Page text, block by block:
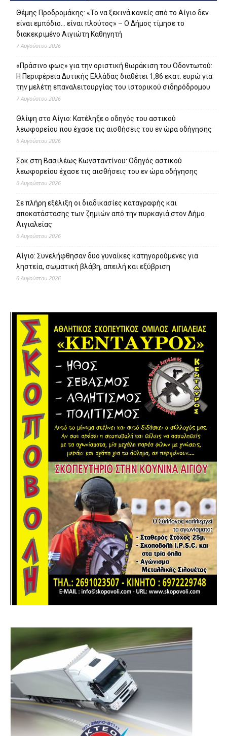
Θέμης Προδρομάκης: «Το να ξεκινά κανείς από το Αίγιο δεν
είναι εμπόδιο… είναι πλούτος» – O Δήμος τίμησε το
διακεκριμένο Αιγιώτη Καθηγητή
7 Αυγούστου 2026
«Πράσινο φως» για την οριστική θωράκιση του Οδοντωτού:
Η Περιφέρεια Δυτικής Ελλάδας διαθέτει 1,86 εκατ. ευρώ για
την μελέτη επαναλειτουργίας του ιστορικού σιδηρόδρομου
7 Αυγούστου 2026
Θλίψη στο Αίγιο: Κατέληξε ο οδηγός του αστικού
λεωφορείου που έχασε τις αισθήσεις του εν ώρα οδήγησης
6 Αυγούστου 2026
Σοκ στη Βασιλέως Κωνσταντίνου: Οδηγός αστικού
λεωφορείου έχασε τις αισθήσεις του εν ώρα οδήγησης
6 Αυγούστου 2026
Σε πλήρη εξέλιξη οι διαδικασίες καταγραφής και
αποκατάστασης των ζημιών από την πυρκαγιά στον Δήμο
Αιγιαλείας
6 Αυγούστου 2026
Αίγιο: Συνελήφθησαν δυο γυναίκες κατηγορούμενες για
ληστεία, σωματική βλάβη, απειλή και εξύβριση
6 Αυγούστου 2026